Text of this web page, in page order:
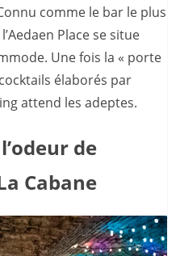
comme le bar le plus
Place se situe
Une fois la « porte
élaborés par
attend les adeptes.
de
Cabane